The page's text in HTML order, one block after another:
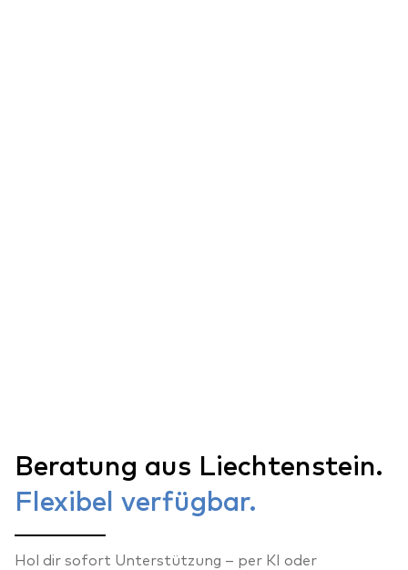
Beratung aus Liechtenstein.
Flexibel verfügbar.
Hol dir sofort Unterstützung – per KI oder